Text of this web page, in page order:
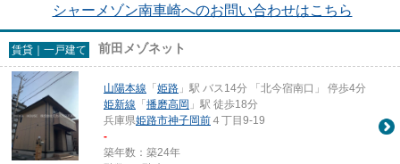
シャーメゾン南車崎へのお問い合わせはこちら
賃貸｜一戸建て 前田メゾネット
山陽本線 「姫路 」駅 バス14分 「北今宿南口」 停歩4分
姫新線 「播磨高岡 」駅 徒歩18分
兵庫県姫路市神子岡前 ４丁目9-19
-
築年数：築24年